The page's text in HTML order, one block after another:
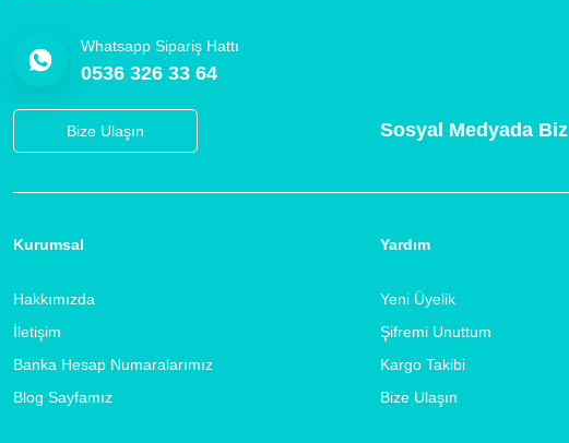
Whatsapp Sipariş Hattı
0536 326 33 64
Bize Ulaşın Sosyal Medyada Biz
Kurumsal
Hakkımızda
İletişim
Banka Hesap Numaralarımız
Blog Sayfamız
Yardım
Yeni Üyelik
Şifremi Unuttum
Kargo Takibi
Bize Ulaşın